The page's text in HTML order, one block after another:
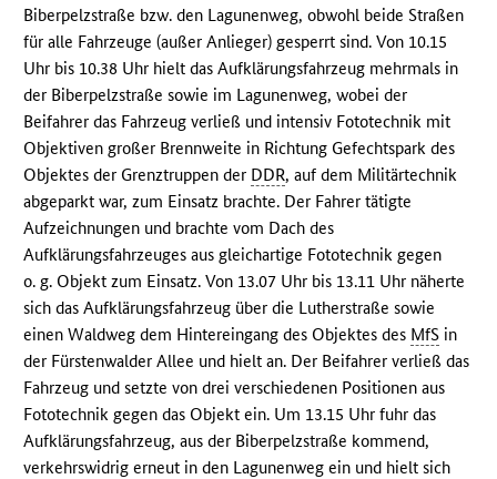
Biberpelzstraße bzw. den Lagunenweg, obwohl beide Straßen
für alle Fahrzeuge (außer Anlieger) gesperrt sind. Von 10.15
Uhr bis 10.38 Uhr hielt das Aufklärungsfahrzeug mehrmals in
der Biberpelzstraße sowie im Lagunenweg, wobei der
Beifahrer das Fahrzeug verließ und intensiv Fototechnik mit
Objektiven großer Brennweite in Richtung Gefechtspark des
Objektes der Grenztruppen der DDR, auf dem Militärtechnik
abgeparkt war, zum Einsatz brachte. Der Fahrer tätigte
Aufzeichnungen und brachte vom Dach des
Aufklärungsfahrzeuges aus gleichartige Fototechnik gegen
o. g. Objekt zum Einsatz. Von 13.07 Uhr bis 13.11 Uhr näherte
sich das Aufklärungsfahrzeug über die Lutherstraße sowie
einen Waldweg dem Hintereingang des Objektes des MfS in
der Fürstenwalder Allee und hielt an. Der Beifahrer verließ das
Fahrzeug und setzte von drei verschiedenen Positionen aus
Fototechnik gegen das Objekt ein. Um 13.15 Uhr fuhr das
Aufklärungsfahrzeug, aus der Biberpelzstraße kommend,
verkehrswidrig erneut in den Lagunenweg ein und hielt sich